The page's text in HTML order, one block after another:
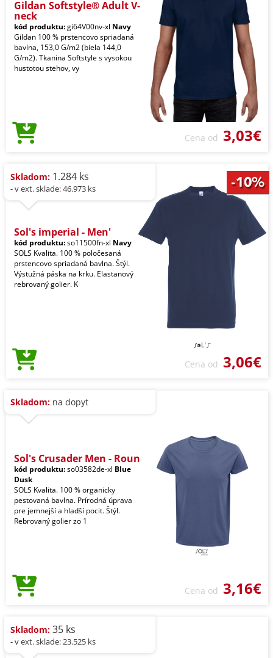
Gildan Softstyle® Adult V-
neck
kód produktu:gi64V00nv-xl Navy
Gildan 100 % prstencovo spriadaná
bavlna, 153,0 G/m2 (biela 144,0
G/m2). Tkanina Softstyle s vysokou
hustotou stehov, vy
Cena od 3,03€
Skladom: 1.284 ks
- v ext. sklade: 46.973 ks
Sol's imperial - Men'
kód produktu:so11500fn-xl Navy
SOLS Kvalita. 100 % poločesaná
prstencovo spriadaná bavlna. Štýl.
Výstužná páska na krku. Elastanový
rebrovaný golier. K
Cena od 3,06€
Skladom: na dopyt
Sol's Crusader Men - Roun
kód produktu:so03582de-xl Blue
Dusk
SOLS Kvalita. 100 % organicky
pestovaná bavlna. Prírodná úprava
pre jemnejší a hladší pocit. Štýl.
Rebrovaný golier zo 1
Cena od 3,16€
Skladom: 35 ks
- v ext. sklade: 23.525 ks